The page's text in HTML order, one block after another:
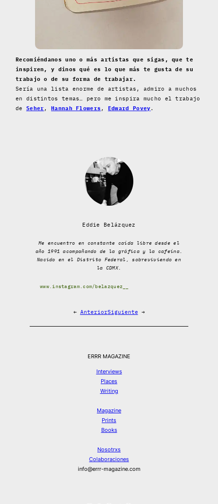
Recomiéndanos uno o más artistas que sigas, que te
inspiren, y dinos qué es lo que más te gusta de su
trabajo o de su forma de trabajar.
Sería una lista enorme de artistas, admiro a muchos
en distintos temas… pero me inspira mucho el trabajo
de Seher,Hannah Flowers , Edward Povey.
Eddie Belázquez
Me encuentro en constante caída libre desde el
año 1991 acompañando de la gráfica y la cafeína.
Nacido en el Distrito Federal, sobreviviendo en
la CDMX.
www.instagram.com/belazquez__
← AnteriorSiguiente →
ERRR MAGAZINE
Interviews
Places
Writing
Magazine
Prints
Books
Nosotrxs
Colaboraciones
info@errr-magazine.com